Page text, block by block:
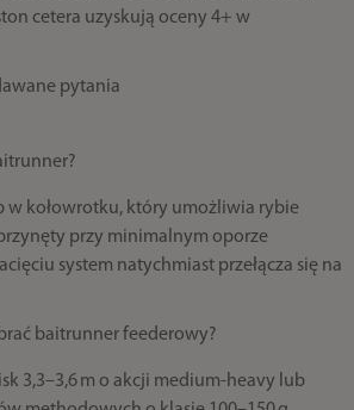
cetera uzyskują oceny 4+ w
pytania
w kołowrotku, który umożliwia rybie
przy minimalnym oporze
system natychmiast przełącza się na
baitrunner feederowy?
3,3–3,6 m o akcji medium-heavy lub